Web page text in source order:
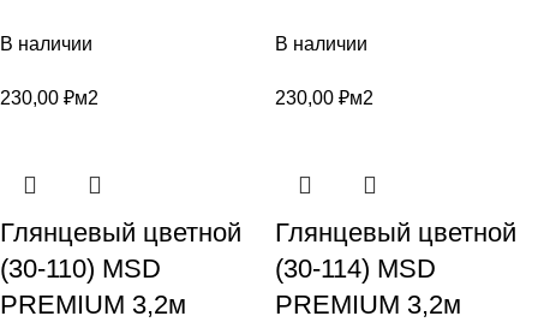
В наличии
230,00 ₽м2
В наличии
230,00 ₽м2
Глянцевый цветной
(30-110) MSD
PREMIUM 3,2м
Глянцевый цветной
(30-114) MSD
PREMIUM 3,2м